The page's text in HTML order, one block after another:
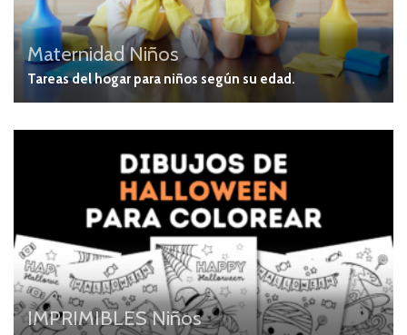
Maternidad Niños
Tareas del hogar para niños según su edad.
IMPRIMIBLESNiños